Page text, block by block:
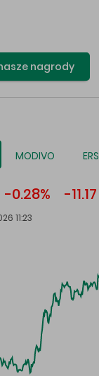
nagrody
MODIVO
-0.28% -11.17
11:23